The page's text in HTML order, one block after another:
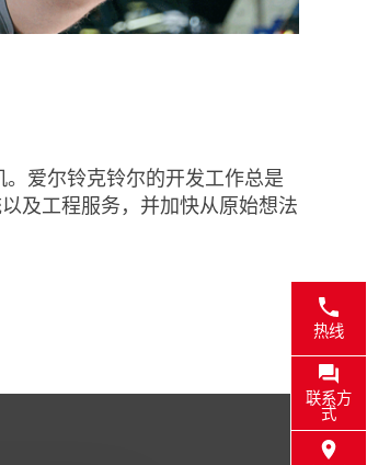
爱尔铃克铃尔的开发工作总是
及工程服务，并加快从原始想法
热线
联系方
式